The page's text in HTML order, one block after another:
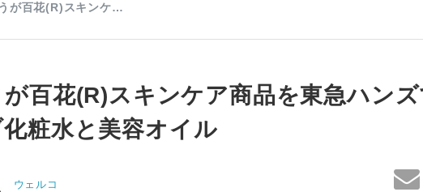
が百花(R)スキンケ…
が百花(R)スキンケア商品を東急ハンズ
粧水と美容オイル
ウェルコ